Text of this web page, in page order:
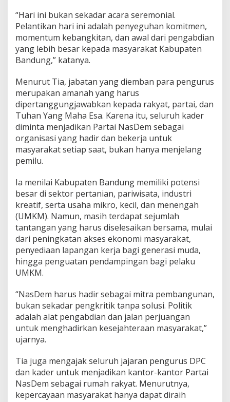
“Hari ini bukan sekadar acara seremonial.
Pelantikan hari ini adalah penyeguhan komitmen,
momentum kebangkitan, dan awal dari pengabdian
yang lebih besar kepada masyarakat Kabupaten
Bandung,” katanya.
Menurut Tia, jabatan yang diemban para pengurus
merupakan amanah yang harus
dipertanggungjawabkan kepada rakyat, partai, dan
Tuhan Yang Maha Esa. Karena itu, seluruh kader
diminta menjadikan Partai NasDem sebagai
organisasi yang hadir dan bekerja untuk
masyarakat setiap saat, bukan hanya menjelang
pemilu.
Ia menilai Kabupaten Bandung memiliki potensi
besar di sektor pertanian, pariwisata, industri
kreatif, serta usaha mikro, kecil, dan menengah
(UMKM). Namun, masih terdapat sejumlah
tantangan yang harus diselesaikan bersama, mulai
dari peningkatan akses ekonomi masyarakat,
penyediaan lapangan kerja bagi generasi muda,
hingga penguatan pendampingan bagi pelaku
UMKM.
“NasDem harus hadir sebagai mitra pembangunan,
bukan sekadar pengkritik tanpa solusi. Politik
adalah alat pengabdian dan jalan perjuangan
untuk menghadirkan kesejahteraan masyarakat,”
ujarnya.
Tia juga mengajak seluruh jajaran pengurus DPC
dan kader untuk menjadikan kantor-kantor Partai
NasDem sebagai rumah rakyat. Menurutnya,
kepercayaan masyarakat hanya dapat diraih